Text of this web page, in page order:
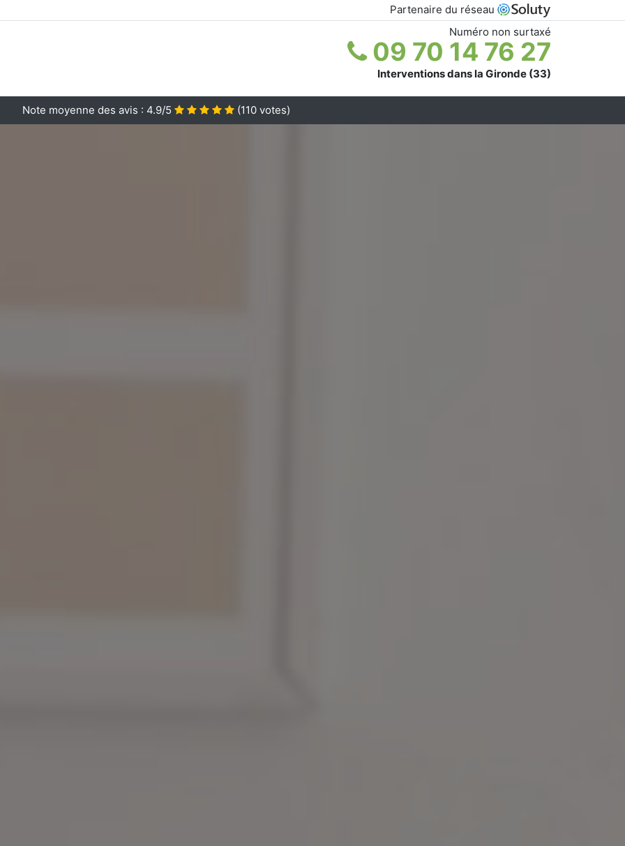
Partenaire du réseau
Numéro non surtaxé
09 70 14 76 27
Interventions dans la Gironde (33)
Note moyenne des avis : 4.9/5 (110 votes)